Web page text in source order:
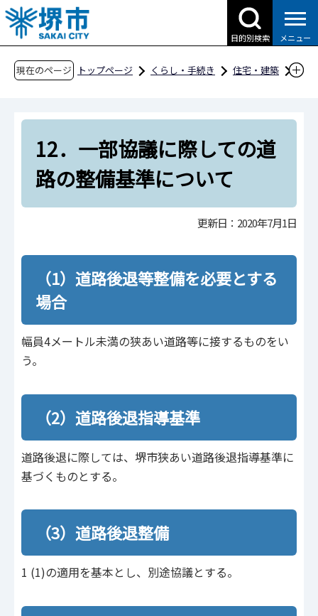
こ
の
ペ
目的別検索 メニュー
現在のページ トップページ くらし・手続き
住宅・建築
堺市宅地開発等に関する指導基準
12．一部協議に際しての道路の整備基準につい
12．一部協議に際しての道
路の整備基準について
更新日：2020年7月1日
（1）道路後退等整備を必要とする
場合
幅員4メートル未満の狭あい道路等に接するものをい
う。
（2）道路後退指導基準
道路後退に際しては、堺市狭あい道路後退指導基準に
基づくものとする。
（3）道路後退整備
1 (1)の適用を基本とし、別途協議とする。